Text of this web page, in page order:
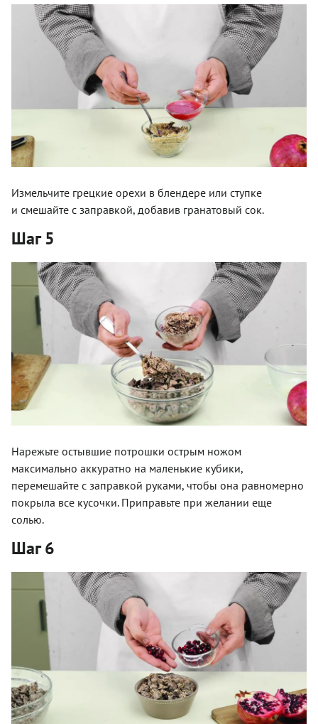
Измельчите грецкие орехи в блендере или ступке
и смешайте с заправкой, добавив гранатовый сок.
Шаг 5
Нарежьте остывшие потрошки острым ножом
максимально аккуратно на маленькие кубики,
перемешайте с заправкой руками, чтобы она равномерно
покрыла все кусочки. Приправьте при желании еще
солью.
Шаг 6